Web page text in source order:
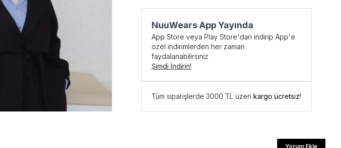
NuuWears App Yayında
App Store veya Play Store'dan indirip App'e
özel indirimlerden her zaman
faydalanabilirsiniz
Şimdi İndirin!
Tüm siparişlerde 3000 TL üzeri kargo ücretsiz!
Yorum Ekle
İlk Siparişe Özel
%10 İNDİRİM
İlk siparişte %10 indirim kodunu öğrenmek ve
size özel teklifler için kaydolun.